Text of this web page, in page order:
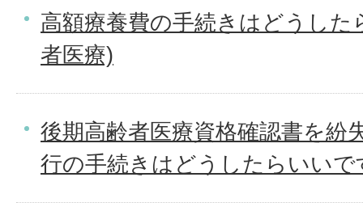
高額療養費の手続きはどうし
者医療)
後期高齢者医療資格確認書を紛
行の手続きはどうしたらいいで